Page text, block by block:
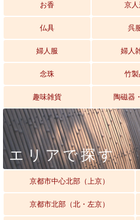
お香 京
仏具 呉
婦人服 婦人
念珠 竹
趣味雑貨 陶磁器
エリアで探す
京都市中心北部（上京）
京都市北部（北・左京）